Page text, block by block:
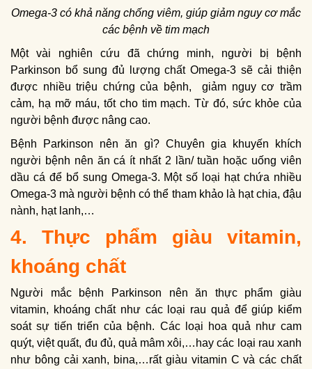
Omega-3 có khả năng chống viêm, giúp giảm nguy cơ mắc
các bệnh về tim mạch
Một vài nghiên cứu đã chứng minh, người bị bệnh
Parkinson bổ sung đủ lượng chất Omega-3 sẽ cải thiện
được nhiều triệu chứng của bệnh, giảm nguy cơ trầm
cảm, hạ mỡ máu, tốt cho tim mạch. Từ đó, sức khỏe của
người bệnh được nâng cao.
Bệnh Parkinson nên ăn gì? Chuyên gia khuyến khích
người bệnh nên ăn cá ít nhất 2 lần/ tuần hoặc uống viên
dầu cá để bổ sung Omega-3. Một số loại hạt chứa nhiều
Omega-3 mà người bệnh có thể tham khảo là hạt chia, đậu
nành, hạt lanh,…
4. Thực phẩm giàu vitamin,
khoáng chất
Người mắc bệnh Parkinson nên ăn thực phẩm giàu
vitamin, khoáng chất như các loại rau quả để giúp kiểm
soát sự tiến triển của bệnh. Các loại hoa quả như cam
quýt, việt quất, đu đủ, quả mâm xôi,…hay các loại rau xanh
như bông cải xanh, bina,…rất giàu vitamin C và các chất